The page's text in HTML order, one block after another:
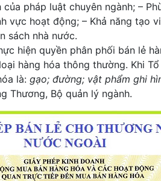
pháp luật chuyên ngành; –
vực hoạt động; – Khả năng tạo
sách nhà nước.
hiện quyền phân phối bán lẻ
hàng hóa thông thường. Khi
là: gạo; đường; vật phẩm ghi
Thương, Bộ quản lý ngành.